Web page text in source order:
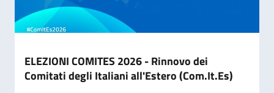
ELEZIONI COMITES 2026 - Rinnovo dei
Comitati degli Italiani all'Estero (Com.It.Es)